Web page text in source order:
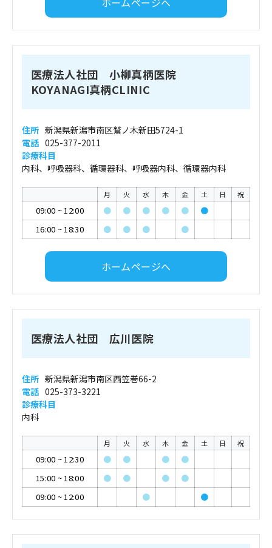
医療法人社団 小柳真柄医院
KOYANAGI真柄CLINIC
住所 新潟県新潟市南区鷲ノ木新田5724-1
電話 025-377-2011
診療科目
内科、呼吸器科、循環器科、呼吸器内科、循環器内科
月 火 水 木 金 土 日 祝
09:00 ~12:00 ● ● ● ● ●
●
16:00 ~18:30 ● ● ● ●
ホームページへ
医療法人社団 広川医院
住所 新潟県新潟市南区西笠巻66-2
電話 025-373-3221
診療科目
内科
月 火 水 木 金 土 日 祝
09:00 ~12:30 ● ● ●
●
15:00 ~18:00 ● ● ●
●
09:00 ~12:00 ● ●